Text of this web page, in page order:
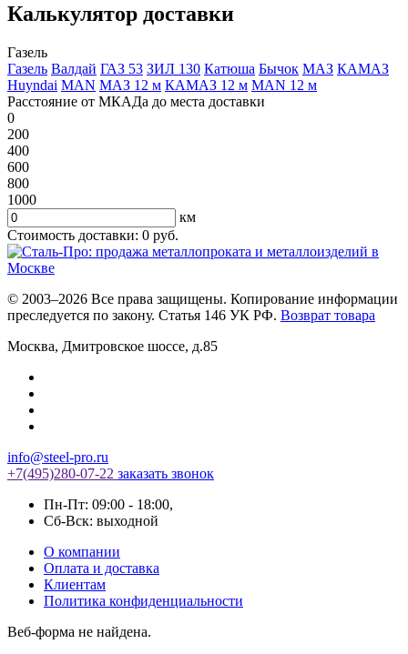
Калькулятор доставки
Газель
Газель Валдай ГАЗ 53 ЗИЛ 130 Катюша Бычок МАЗ КАМАЗ
Huyndai MAN МАЗ 12 м КАМАЗ 12 м MAN 12 м
Расстояние от МКАДа до места доставки
0
200
400
600
800
1000
км
Стоимость доставки: 0 руб.
© 2003–2026 Все права защищены. Копирование информации
преследуется по закону. Статья 146 УК РФ. Возврат товара
Москва, Дмитровское шоссе, д.85
info@steel-pro.ru
+7(495)280-07-22 заказать звонок
Пн-Пт: 09:00 - 18:00,
Cб-Вск: выходной
О компании
Оплата и доставка
Клиентам
Политика конфиденциальности
Веб-форма не найдена.